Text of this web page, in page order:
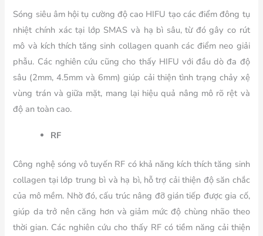
Sóng siêu âm hội tụ cường độ cao HIFU tạo các điểm đông tụ
nhiệt chính xác tại lớp SMAS và hạ bì sâu, từ đó gây co rút
mô và kích thích tăng sinh collagen quanh các điểm neo giải
phẫu. Các nghiên cứu cũng cho thấy HIFU với đầu dò đa độ
sâu (2mm, 4.5mm và 6mm) giúp cải thiện tình trạng chảy xệ
vùng trán và giữa mặt, mang lại hiệu quả nâng mô rõ rệt và
độ an toàn cao.
RF
Công nghệ sóng vô tuyến RF có khả năng kích thích tăng sinh
collagen tại lớp trung bì và hạ bì, hỗ trợ cải thiện độ săn chắc
của mô mềm. Nhờ đó, cấu trúc nâng đỡ gián tiếp được gia cố,
giúp da trở nên căng hơn và giảm mức độ chùng nhão theo
thời gian. Các nghiên cứu cho thấy RF có tiềm năng cải thiện